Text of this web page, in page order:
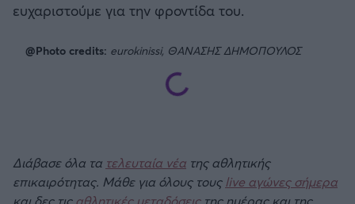
ευχαριστούμε για την φροντίδα του.
@Photo credits: eurokinissi, ΘΑΝΑΣΗΣ ΔΗΜΟΠΟΥΛΟΣ
Διάβασε όλα τα τελευταία νέα της αθλητικής
επικαιρότητας. Μάθε για όλους τους live αγώνες σήμερα
και δες τιςαθλητικές μεταδόσειςτης ημέρας και της